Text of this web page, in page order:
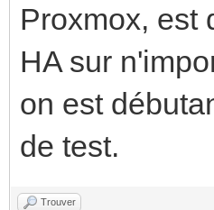
Proxmox, est
HA sur
on est
de test.
Trouver